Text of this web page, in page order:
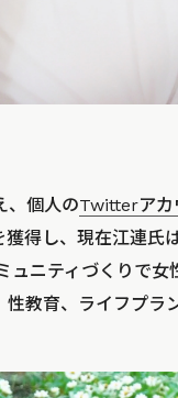
、個人のTwitterアカ
得し、現在江連氏
ュニティづくりで女
教育、ライフプラ